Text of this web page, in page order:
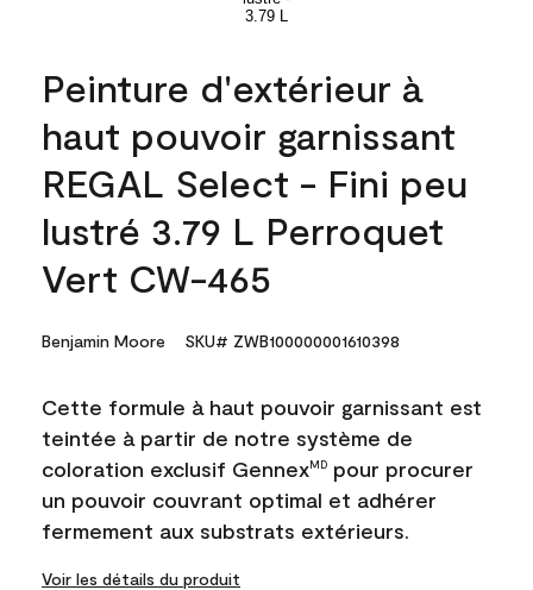
Peinture d'extérieur à
haut pouvoir garnissant
REGAL Select - Fini peu
lustré 3.79 L Perroquet
Vert CW-465
Benjamin Moore SKU# ZWB100000001610398
Cette formule à haut pouvoir garnissant est
teintée à partir de notre système de
coloration exclusif GennexMD pour procurer
un pouvoir couvrant optimal et adhérer
fermement aux substrats extérieurs.
Voir les détails du produit